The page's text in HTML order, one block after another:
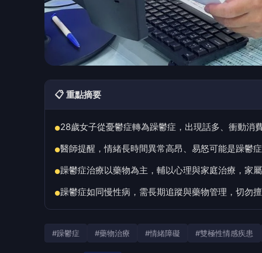
📋 重點摘要
●28歲女子從憂鬱症轉為躁鬱症，出現話多、衝動消
●醫師提醒，情緒長時間異常高昂、易怒可能是躁鬱
●躁鬱症治療以藥物為主，輔以心理與家庭治療，家
●躁鬱症如同慢性病，需長期追蹤與藥物管理，切勿
#躁鬱症 #藥物治療 #情緒障礙 #雙極性情感疾患